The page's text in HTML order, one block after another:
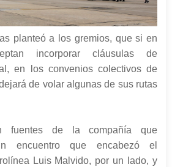
planteó a los gremios, que si en
incorporar cláusulas de
en los convenios colectivos de
de volar algunas de sus rutas
fuentes de la compañía que
encuentro que encabezó el
Luis Malvido, por un lado, y